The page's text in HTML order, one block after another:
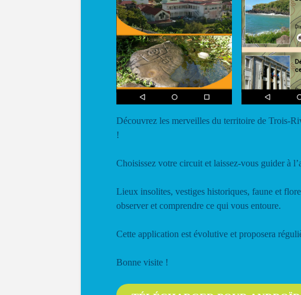
Découvrez les merveilles du territoire de Trois-
!
Choisissez votre circuit et laissez-vous guider à
Lieux insolites, vestiges historiques, faune et
observer et comprendre ce qui vous entoure.
Cette application est évolutive et proposera
Bonne visite !